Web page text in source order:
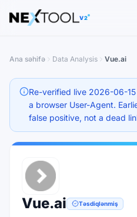
The AI tools directory — Find
V2
Ana səhifə Data Analysis Vue.ai
Re-verified live 2026-06-
a browser User-Agent.
false positive, not a dead
Vue.ai Təsdiqlənmiş